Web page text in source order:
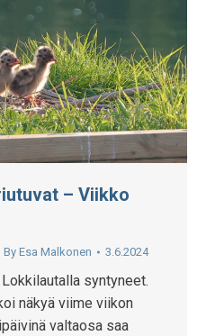
– Viikko
By Esa Malkonen 3.6.2024
syntyneet.
näkyä viime viikon
valtaosa saa